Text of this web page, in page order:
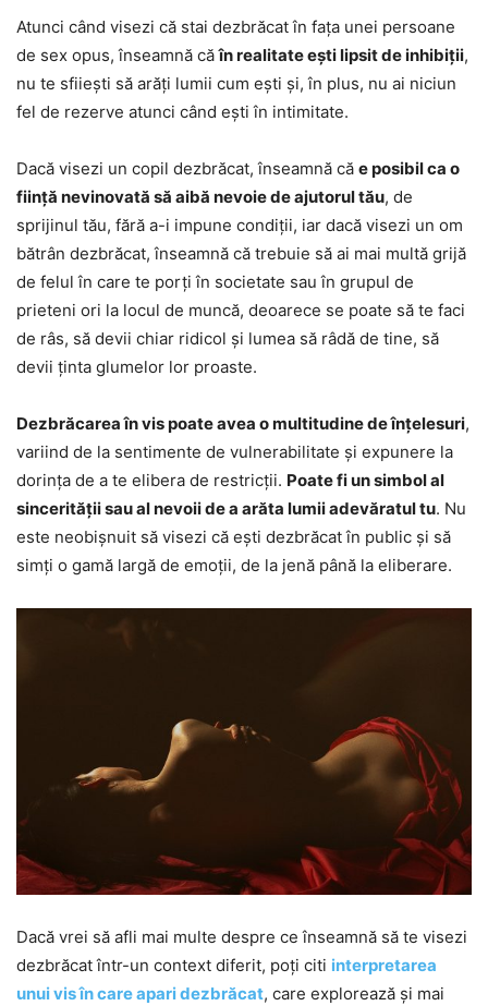
Atunci când visezi că stai dezbrăcat în fața unei persoane
de sex opus, înseamnă căîn realitate ești lipsit de inhibiții,
nu te sfiiești să arăți lumii cum ești și, în plus, nu ai niciun
fel de rezerve atunci când ești în intimitate.
Dacă visezi un copil dezbrăcat, înseamnă că e posibil ca o
ființă nevinovată să aibă nevoie de ajutorul tău, de
sprijinul tău, fără a-i impune condiții, iar dacă visezi un om
bătrân dezbrăcat, înseamnă că trebuie să ai mai multă grijă
de felul în care te porți în societate sau în grupul de
prieteni ori la locul de muncă, deoarece se poate să te faci
de râs, să devii chiar ridicol și lumea să râdă de tine, să
devii ținta glumelor lor proaste.
Dezbrăcarea în vis poate avea o multitudine de înțelesuri,
variind de la sentimente de vulnerabilitate și expunere la
dorința de a te elibera de restricții. Poate fi un simbol al
sincerității sau al nevoii de a arăta lumii adevăratul tu. Nu
este neobișnuit să visezi că ești dezbrăcat în public și să
simți o gamă largă de emoții, de la jenă până la eliberare.
Dacă vrei să afli mai multe despre ce înseamnă să te visezi
dezbrăcat într-un context diferit, poți citi interpretarea
unui vis în care apari dezbrăcat, care explorează și mai